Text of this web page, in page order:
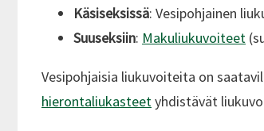
Käsiseksissä: Vesipohjainen
Suuseksiin: Makuliukuvoiteet
Vesipohjaisia liukuvoiteita on
hierontaliukasteetyhdistävät